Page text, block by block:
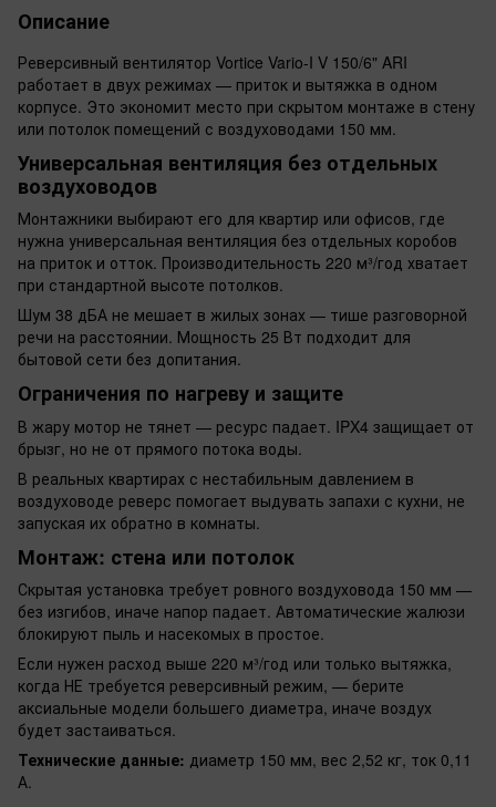
Описание
Реверсивный вентилятор Vortice Vario-I V 150/6" ARI
работает в двух режимах — приток и вытяжка в одном
корпусе. Это экономит место при скрытом монтаже в стену
или потолок помещений с воздуховодами 150 мм.
Универсальная вентиляция без отдельных
воздуховодов
Монтажники выбирают его для квартир или офисов, где
нужна универсальная вентиляция без отдельных коробов
на приток и отток. Производительность 220 м³/год хватает
при стандартной высоте потолков.
Шум 38 дБА не мешает в жилых зонах — тише разговорной
речи на расстоянии. Мощность 25 Вт подходит для
бытовой сети без допитания.
Ограничения по нагреву и защите
В жару мотор не тянет — ресурс падает. IPX4 защищает от
брызг, но не от прямого потока воды.
В реальных квартирах с нестабильным давлением в
воздуховоде реверс помогает выдувать запахи с кухни, не
запуская их обратно в комнаты.
Монтаж: стена или потолок
Скрытая установка требует ровного воздуховода 150 мм —
без изгибов, иначе напор падает. Автоматические жалюзи
блокируют пыль и насекомых в простое.
Если нужен расход выше 220 м³/год или только вытяжка,
когда НЕ требуется реверсивный режим, — берите
аксиальные модели большего диаметра, иначе воздух
будет застаиваться.
Технические данные: диаметр 150 мм, вес 2,52 кг, ток 0,11
А.